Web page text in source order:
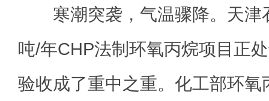
寒潮突袭，气温骤降。天津
吨/年CHP法制环氧丙烷项目正
验收成了重中之重。化工部环氧